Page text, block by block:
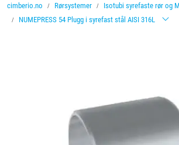
cimberio.no Rørsystemer
Isotubi syrefaste rør og
NUMEPRESS 54 Plugg i syrefast stål AISI 316L
Vannbehandling